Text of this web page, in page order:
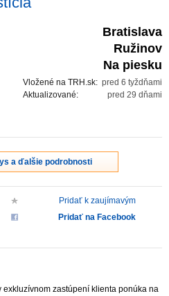
Bratislava
Ružinov
Na piesku
pred 6 tyždňami
Vložené na TRH.sk:
pred 29 dňami
Aktualizované:
a ďalšie podrobnosti
Pridať k zaujímavým
Pridať na Facebook
exkluzívnom zastúpení klienta ponúka na